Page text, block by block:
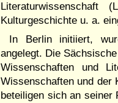
Literaturwissenschaft
Kulturgeschichte u. a.
In Berlin initiiert,
angelegt. Die
Wissenschaften und
Wissenschaften und der
beteiligen sich an seiner